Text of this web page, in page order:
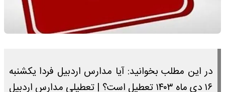
در این مطلب بخوانید: آیا مدارس اردبیل فردا یکشنبه
۱۶ دی ماه ۱۴۰۳ تعطیل است؟ | تعطیلی مدارس اردبیل